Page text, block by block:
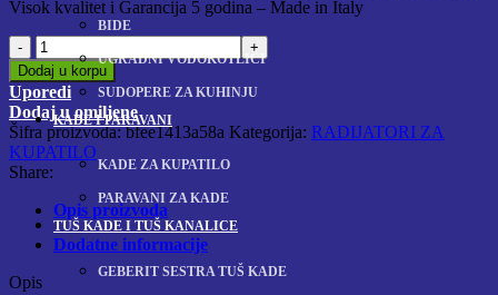
BIDE
UGRADNI VODOKOTLIĆI
SUDOPERE ZA KUHINJU
KADE I PARAVANI
KADE ZA KUPATILO
PARAVANI ZA KADE
TUŠ KADE I TUŠ KANALICE
GEBERIT SESTRA TUŠ KADE
Visok kvalitet i Garancija 5 godina – Made in Italy
Radijator
za
kupatilo
-
Sušač
peškira
VENEZIA
151
x
50
cm
Antracite
količina
Dodaj u korpu
Uporedi
Dodaj u omiljene
Šifra proizvoda:bfee1413a58a Kategorija: RADIJATORI ZA
KUPATILO
Share:
Opis proizvoda
Dodatne informacije
Opis